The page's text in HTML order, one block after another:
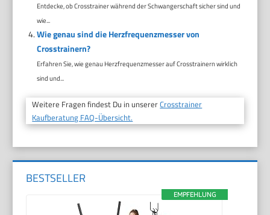
Entdecke, ob Crosstrainer während der Schwangerschaft sicher sind und
wie...
Wie genau sind die Herzfrequenzmesser von
Crosstrainern?
Erfahren Sie, wie genau Herzfrequenzmesser auf Crosstrainern wirklich
sind und...
Weitere Fragen findest Du in unsererCrosstrainer
Kaufberatung FAQ-Übersicht.
BESTSELLER
EMPFEHLUNG